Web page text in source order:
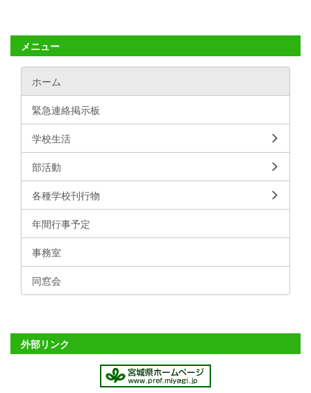
メニュー
ホーム
緊急連絡掲示板
学校生活
部活動
各種学校刊行物
年間行事予定
事務室
同窓会
外部リンク